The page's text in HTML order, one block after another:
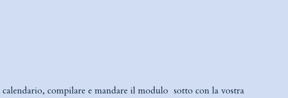
compilare e mandare il modulo sotto con la vostra